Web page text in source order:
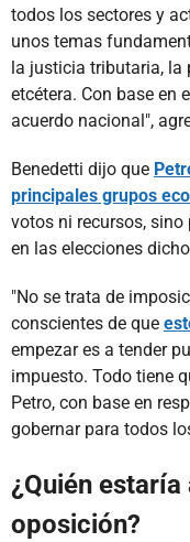
todos los sectores y
unos temas
la justicia tributaria, la
etcétera. Con base en
acuerdo nacional",
Benedetti dijo que
principales grupos
votos ni recursos, sino
en las elecciones
"No se trata de
conscientes de que
empezar es a tender
impuesto. Todo tiene
Petro, con base en
gobernar para todos
¿Quién
oposición?